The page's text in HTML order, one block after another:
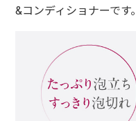
&コンディショナーです。